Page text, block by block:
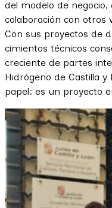
del modelo de negocio,
colaboración con otros
Con sus proyectos de
cimientos técnicos
creciente de partes
Hidrógeno de Castilla
papel: es un proyecto